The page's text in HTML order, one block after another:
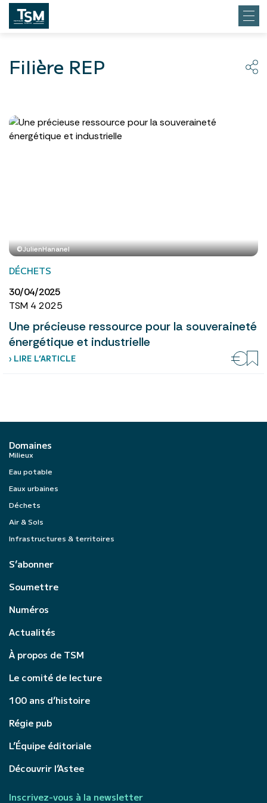
Filière REP
©JulienHananel
DÉCHETS
30/04/2025
TSM 4 2025
Une précieuse ressource pour la souveraineté
énergétique et industrielle
› LIRE L’ARTICLE
Domaines
Milieux
Eau potable
Eaux urbaines
Déchets
Air & Sols
Infrastructures & territoires
S’abonner
Soumettre
Numéros
Actualités
À propos de TSM
Le comité de lecture
100 ans d’histoire
Régie pub
L’Équipe éditoriale
Découvrir l’Astee
Inscrivez-vous à la newsletter